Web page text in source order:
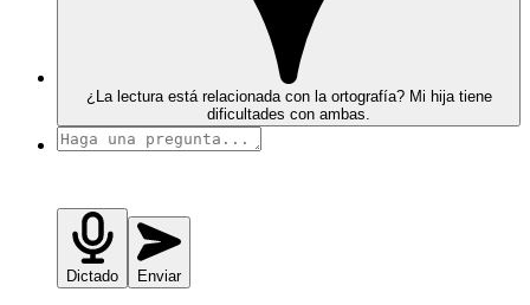
¿La lectura está relacionada con la ortografía? Mi hija tiene
dificultades con ambas.
Dictado Enviar